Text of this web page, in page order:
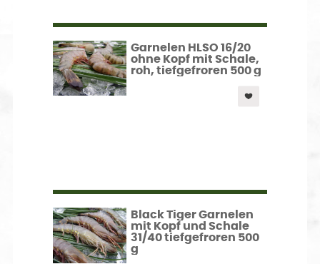
Garnelen HLSO 16/20
ohne Kopf mit Schale,
roh, tiefgefroren 500 g
Black Tiger Garnelen
mit Kopf und Schale
31/40 tiefgefroren 500
g